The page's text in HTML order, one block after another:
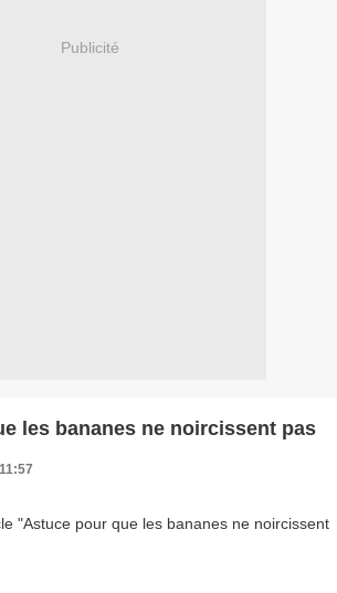
Publicité
les bananes ne noircissent pas